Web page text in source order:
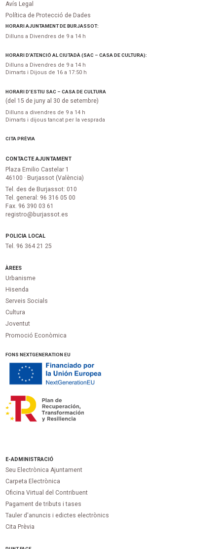
Avís Legal
Política de Protecció de Dades
HORARI AJUNTAMENT DE BURJASSOT:
Dilluns a Divendres de 9 a 14 h
HORARI D’ATENCIÓ AL CIUTADÀ (SAC – CASA DE CULTURA):
Dilluns a Divendres de 9 a 14 h
Dimarts i Dijous de 16 a 17:50 h
HORARI D’ESTIU SAC – CASA DE CULTURA
(del 15 de juny al 30 de setembre)
Dilluns a divendres de 9 a 14 h
Dimarts i dijous tancat per la vesprada
CITA PRÈVIA
CONTACTE AJUNTAMENT
Plaza Emilio Castelar 1
46100 · Burjassot (València)
Tel. des de Burjassot: 010
Tel. general: 96 316 05 00
Fax. 96 390 03 61
registro@burjassot.es
POLICIA LOCAL
Tel. 96 364 21 25
ÀREES
Urbanisme
Hisenda
Serveis Socials
Cultura
Joventut
Promoció Econòmica
FONS NEXTGENERATION EU
E-ADMINISTRACIÓ
Seu Electrònica Ajuntament
Carpeta Electrònica
Oficina Virtual del Contribuent
Pagament de tributs i tases
Tauler d'anuncis i edictes electrònics
Cita Prèvia